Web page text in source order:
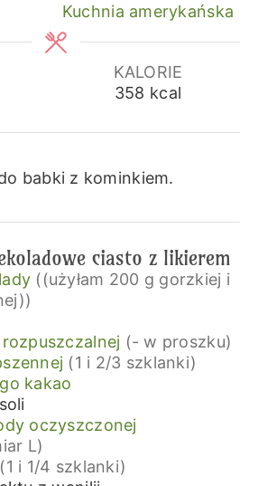
Kuchnia amerykańska
KALORIE
358 kcal
babki z kominkiem.
ciasto z likierem
((użyłam 200 g gorzkiej i
(- w proszku)
(1 i 2/3 szklanki)
kakao
soli
oczyszczonej
L)
(1 i 1/4 szklanki)